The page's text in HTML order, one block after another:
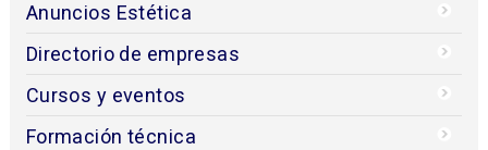
Anuncios Estética
Directorio de empresas
Cursos y eventos
Formación técnica